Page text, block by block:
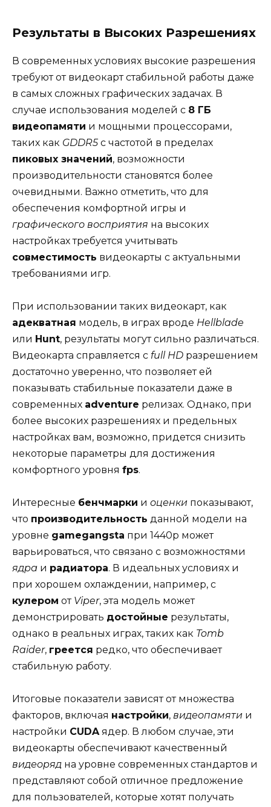
Результаты в Высоких Разрешениях
В современных условиях высокие разрешения
требуют от видеокарт стабильной работы даже
в самых сложных графических задачах. В
случае использования моделей с 8 ГБ
видеопамяти и мощными процессорами,
таких как GDDR5с частотой в пределах
пиковых значений, возможности
производительности становятся более
очевидными. Важно отметить, что для
обеспечения комфортной игры и
графического восприятия на высоких
настройках требуется учитывать
совместимость видеокарты с актуальными
требованиями игр.
При использовании таких видеокарт, как
адекватная модель, в играх вроде Hellblade
или Hunt, результаты могут сильно различаться.
Видеокарта справляется с full HD разрешением
достаточно уверенно, что позволяет ей
показывать стабильные показатели даже в
современных adventure релизах. Однако, при
более высоких разрешениях и предельных
настройках вам, возможно, придется снизить
некоторые параметры для достижения
комфортного уровня fps.
Интересные бенчмарки и оценки показывают,
что производительность данной модели на
уровне gamegangsta при 1440p может
варьироваться, что связано с возможностями
ядра и радиатора. В идеальных условиях и
при хорошем охлаждении, например, с
кулером от Viper, эта модель может
демонстрировать достойные результаты,
однако в реальных играх, таких как Tomb
Raider, греется редко, что обеспечивает
стабильную работу.
Итоговые показатели зависят от множества
факторов, включая настройки, видеопамяти и
настройки CUDAядер. В любом случае, эти
видеокарты обеспечивают качественный
видеоряд на уровне современных стандартов и
представляют собой отличное предложение
для пользователей, которые хотят получать